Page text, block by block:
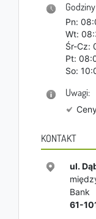
Pn:
Wt:
Śr-Cz:
Pt:
So:
Uwagi:
KONTAKT
ul.
Bank
61-